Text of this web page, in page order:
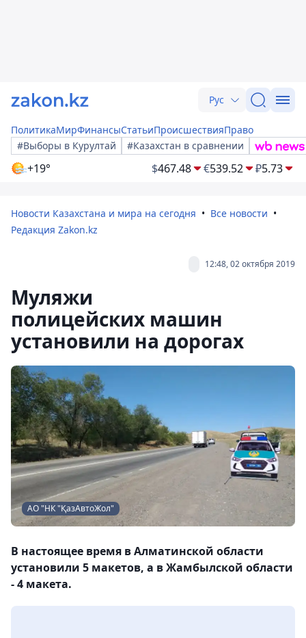
Рус
ПолитикаМирФинансыСтатьиПроисшествияПраво
#Выборы в Курултай
#Казахстан в сравнении
+19° $467.48 €539.52 ₽5.73
Новости Казахстана и мира на сегодня
Все новости
Редакция Zakon.kz
12:48, 02 октября 2019
Муляжи
полицейских машин
установили на дорогах
АО "НК "ҚазАвтоЖол"
В настоящее время в Алматинской области
установили 5 макетов, а в Жамбылской области
- 4 макета.